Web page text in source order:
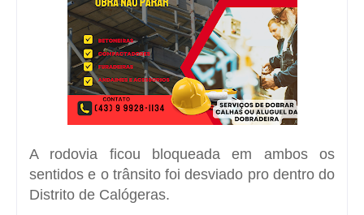
A rodovia ficou bloqueada em ambos os
sentidos e o trânsito foi desviado pro dentro do
Distrito de Calógeras.